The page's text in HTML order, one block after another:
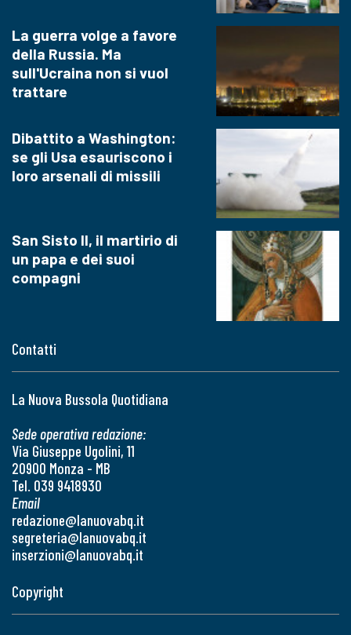
Contatti
La Nuova Bussola Quotidiana
Sede operativa redazione:
Via Giuseppe Ugolini, 11
20900 Monza - MB
Tel. 039 9418930
Email
redazione@lanuovabq.it
segreteria@lanuovabq.it
inserzioni@lanuovabq.it
La guerra volge a favore
della Russia. Ma
sull'Ucraina non si vuol
trattare
Dibattito a Washington:
se gli Usa esauriscono i
loro arsenali di missili
San Sisto II, il martirio di
un papa e dei suoi
compagni
Copyright